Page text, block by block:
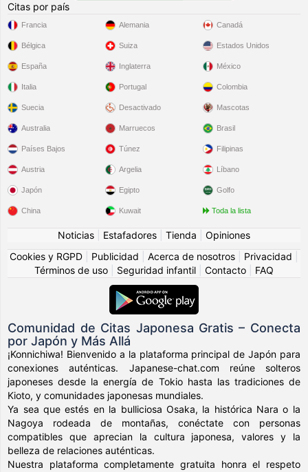
Citas por país
Francia
Bélgica
España
Italia
Suecia
Alemania
Suiza
Inglaterra
Portugal
Desactivado
Canadá
Estados Unidos
México
Colombia
Mascotas
Australia
Países Bajos
Austria
Japón
China
Marruecos
Túnez
Argelia
Egipto
Kuwait
Brasil
Filipinas
Líbano
Golfo
Toda la lista
Noticias Estafadores Tienda
Opiniones
Cookies y RGPD
Publicidad Acerca de nosotros Privacidad
Términos de uso
Seguridad infantil Contacto FAQ
Comunidad de Citas Japonesa Gratis – Conecta
por Japón y Más Allá
¡Konnichiwa! Bienvenido a la plataforma principal de Japón para
conexiones auténticas. Japanese-chat.com reúne solteros
japoneses desde la energía de Tokio hasta las tradiciones de
Kioto, y comunidades japonesas mundiales.
Ya sea que estés en la bulliciosa Osaka, la histórica Nara o la
Nagoya rodeada de montañas, conéctate con personas
compatibles que aprecian la cultura japonesa, valores y la
belleza de relaciones auténticas.
Nuestra plataforma completamente gratuita honra el respeto